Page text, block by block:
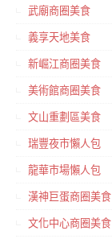
武廟商圈美食
義享天地美食
新崛江商圈美食
美術館商圈美食
文山重劃區美食
瑞豐夜市懶人包
龍華市場懶人包
漢神巨蛋商圈美食
文化中心商圈美食